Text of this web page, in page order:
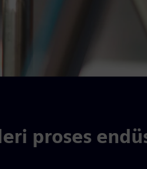
proses